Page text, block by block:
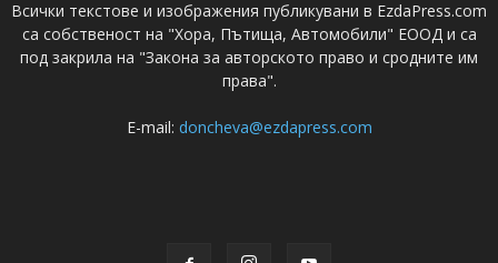
Всички текстове и изображения публикувани в EzdaPress.com
са собственост на "Хора, Пътища, Автомобили" ЕООД и са
под закрила на "Закона за авторското право и сродните им
права".
E-mail: doncheva@ezdapress.com